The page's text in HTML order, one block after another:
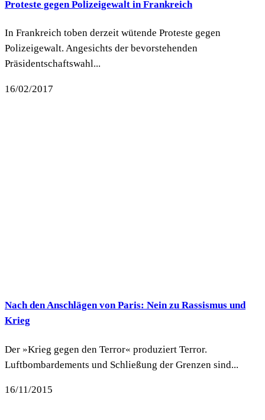
Proteste gegen Polizeigewalt in Frankreich
In Frankreich toben derzeit wütende Proteste gegen
Polizeigewalt. Angesichts der bevorstehenden
Präsidentschaftswahl...
16/02/2017
Nach den Anschlägen von Paris: Nein zu Rassismus und
Krieg
Der »Krieg gegen den Terror« produziert Terror.
Luftbombardements und Schließung der Grenzen sind...
16/11/2015